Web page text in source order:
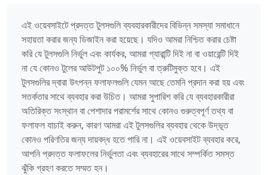
এই ওয়েবসাইটে প্রদত্ত টুলসগুলি ব্যবহারকারীদের বিভিন্ন সমস্যা সমাধানে
সহায়তা করার জন্য ডিজাইন করা হয়েছে। যদিও আমরা নিশ্চিত করার চেষ্টা
করি যে টুলসগুলি নির্ভুল এবং কার্যকর, আমরা গ্যারান্টি দিই না বা ওয়ারেন্টি দিই
না যে কোনও টুলের আউটপুট ১০০% নির্ভুল বা ত্রুটিমুক্ত হবে। এই
টুলসগুলির দ্বারা উৎপন্ন ফলাফলগুলি যেমন আছে তেমনি প্রদান করা হয় এবং
সতর্কতার সাথে ব্যবহার করা উচিত। আমরা সুপারিশ করি যে ব্যবহারকারীরা
অতিরিক্ত সংস্থান বা পেশাদার পরামর্শের সাথে কোনও গুরুত্বপূর্ণ তথ্য বা
ফলাফল যাচাই করুন, কারণ আমরা এই টুলসগুলির ব্যবহার থেকে উদ্ভূত
কোনও পরিণতির জন্য দায়বদ্ধ হতে পারি না। এই ওয়েবসাইট ব্যবহার করে,
আপনি প্রদত্ত ফলাফলের নির্ভুলতা এবং ব্যবহারের সাথে সম্পর্কিত সমস্ত
ঝুঁকি গ্রহণ করতে সম্মত হন।